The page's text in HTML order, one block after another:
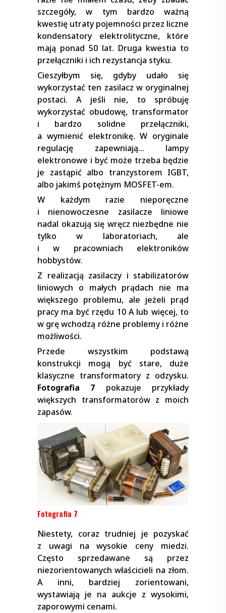
szczegóły, w tym bardzo ważną
kwestię utraty pojemności przez liczne
kondensatory elektrolityczne, które
mają ponad 50 lat. Druga kwestia to
przełączniki i ich rezystancja styku.
Cieszyłbym się, gdyby udało się
wykorzystać ten zasilacz w oryginalnej
postaci. A jeśli nie, to spróbuję
wykorzystać obudowę, transformator
i bardzo solidne przełączniki,
a wymienić elektronikę. W oryginale
regulację zapewniają… lampy
elektronowe i być może trzeba będzie
je zastąpić albo tranzystorem IGBT,
albo jakimś potężnym MOSFET-em.
W każdym razie nieporęczne
i nienowoczesne zasilacze liniowe
nadal okazują się wręcz niezbędne nie
tylko w laboratoriach, ale
i w pracowniach elektroników
hobbystów.
Z realizacją zasilaczy i stabilizatorów
liniowych o małych prądach nie ma
większego problemu, ale jeżeli prąd
pracy ma być rzędu 10 A lub więcej, to
w grę wchodzą różne problemy i różne
możliwości.
Przede wszystkim podstawą
konstrukcji mogą być stare, duże
klasyczne transformatory z odzysku.
Fotografia 7 pokazuje przykłady
większych transformatorów z moich
zapasów.
Fotografia 7
Niestety, coraz trudniej je pozyskać
z uwagi na wysokie ceny miedzi.
Często sprzedawane są przez
niezorientowanych właścicieli na złom.
A inni, bardziej zorientowani,
wystawiają je na aukcje z wysokimi,
zaporowymi cenami.